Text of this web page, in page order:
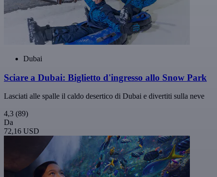
Dubai
Sciare a Dubai: Biglietto d'ingresso allo Snow Park
Lasciati alle spalle il caldo desertico di Dubai e divertiti sulla neve
4,3 (89)
Da
72,16 USD